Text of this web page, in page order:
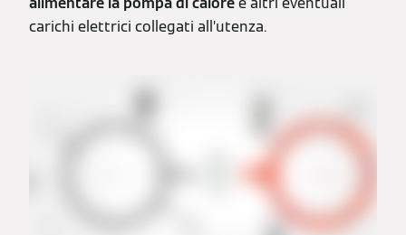
carichi elettrici collegati all’utenza.